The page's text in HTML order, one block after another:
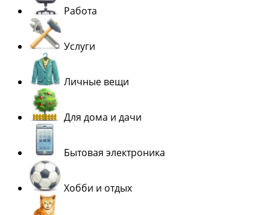
Работа
Услуги
Личные вещи
Для дома и дачи
Бытовая электроника
Хобби и отдых